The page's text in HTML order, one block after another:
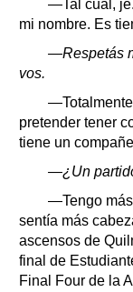
—Tal cual, je.
mi nombre. Es
—Respetás
vos.
—Totalmente
pretender tener
tiene un
—¿Un
—Tengo más
sentía más
ascensos de
final de
Final Four de la